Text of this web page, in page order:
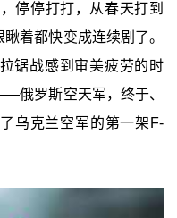
停停打打，从春天打到
着都快变成连续剧了。
锯战感到审美疲劳的时
俄罗斯空天军，终于、
乌克兰空军的第一架F-